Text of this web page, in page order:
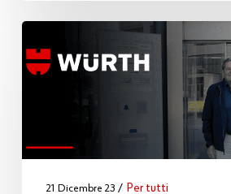
21 Dicembre 23 Per tutti